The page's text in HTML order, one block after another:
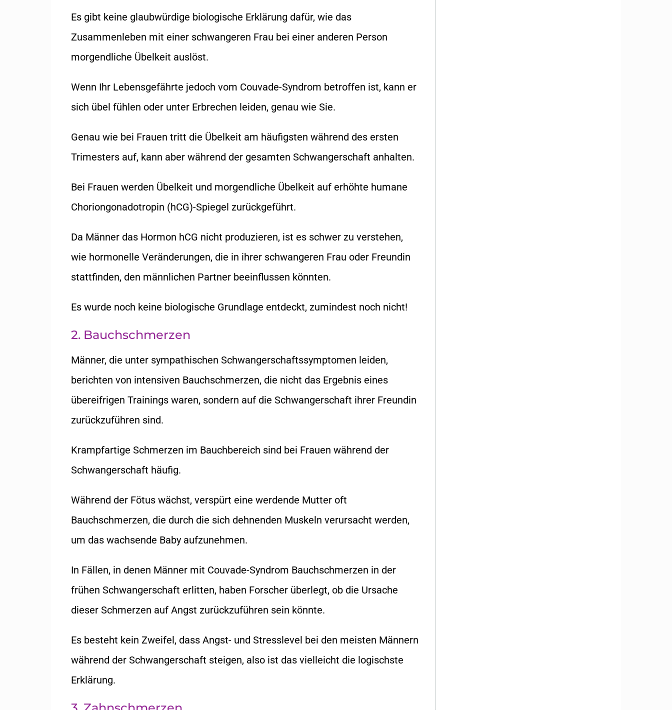
Es gibt keine glaubwürdige biologische Erklärung dafür, wie das
Zusammenleben mit einer schwangeren Frau bei einer anderen Person
morgendliche Übelkeit auslöst.
Wenn Ihr Lebensgefährte jedoch vom Couvade-Syndrom betroffen ist, kann er
sich übel fühlen oder unter Erbrechen leiden, genau wie Sie.
Genau wie bei Frauen tritt die Übelkeit am häufigsten während des ersten
Trimesters auf, kann aber während der gesamten Schwangerschaft anhalten.
Bei Frauen werden Übelkeit und morgendliche Übelkeit auf erhöhte humane
Choriongonadotropin (hCG)-Spiegel zurückgeführt.
Da Männer das Hormon hCG nicht produzieren, ist es schwer zu verstehen,
wie hormonelle Veränderungen, die in ihrer schwangeren Frau oder Freundin
stattfinden, den männlichen Partner beeinflussen könnten.
Es wurde noch keine biologische Grundlage entdeckt, zumindest noch nicht!
2. Bauchschmerzen
Männer, die unter sympathischen Schwangerschaftssymptomen leiden,
berichten von intensiven Bauchschmerzen, die nicht das Ergebnis eines
übereifrigen Trainings waren, sondern auf die Schwangerschaft ihrer Freundin
zurückzuführen sind.
Krampfartige Schmerzen im Bauchbereich sind bei Frauen während der
Schwangerschaft häufig.
Während der Fötus wächst, verspürt eine werdende Mutter oft
Bauchschmerzen, die durch die sich dehnenden Muskeln verursacht werden,
um das wachsende Baby aufzunehmen.
In Fällen, in denen Männer mit Couvade-Syndrom Bauchschmerzen in der
frühen Schwangerschaft erlitten, haben Forscher überlegt, ob die Ursache
dieser Schmerzen auf Angst zurückzuführen sein könnte.
Es besteht kein Zweifel, dass Angst- und Stresslevel bei den meisten Männern
während der Schwangerschaft steigen, also ist das vielleicht die logischste
Erklärung.